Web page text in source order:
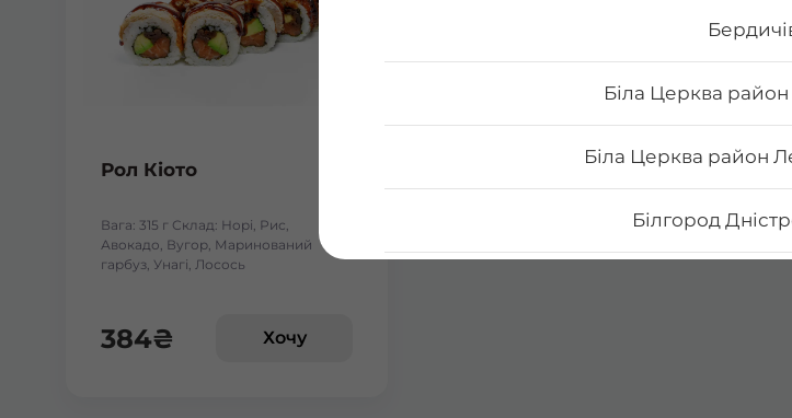
Біла Церква район
Біла Церква район
Білгород
Рол Кіото
Вага: 315 г Склад: Норі, Рис,
Авокадо, Вугор, Маринований
гарбуз, Унагі, Лосось
384₴ Хочу